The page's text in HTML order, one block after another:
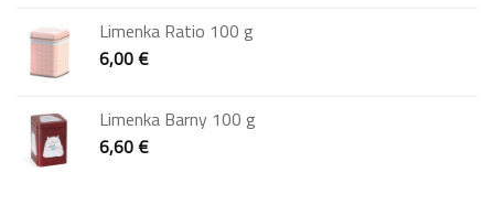
Limenka Ratio 100 g
6,00€
Limenka Barny 100 g
6,60€